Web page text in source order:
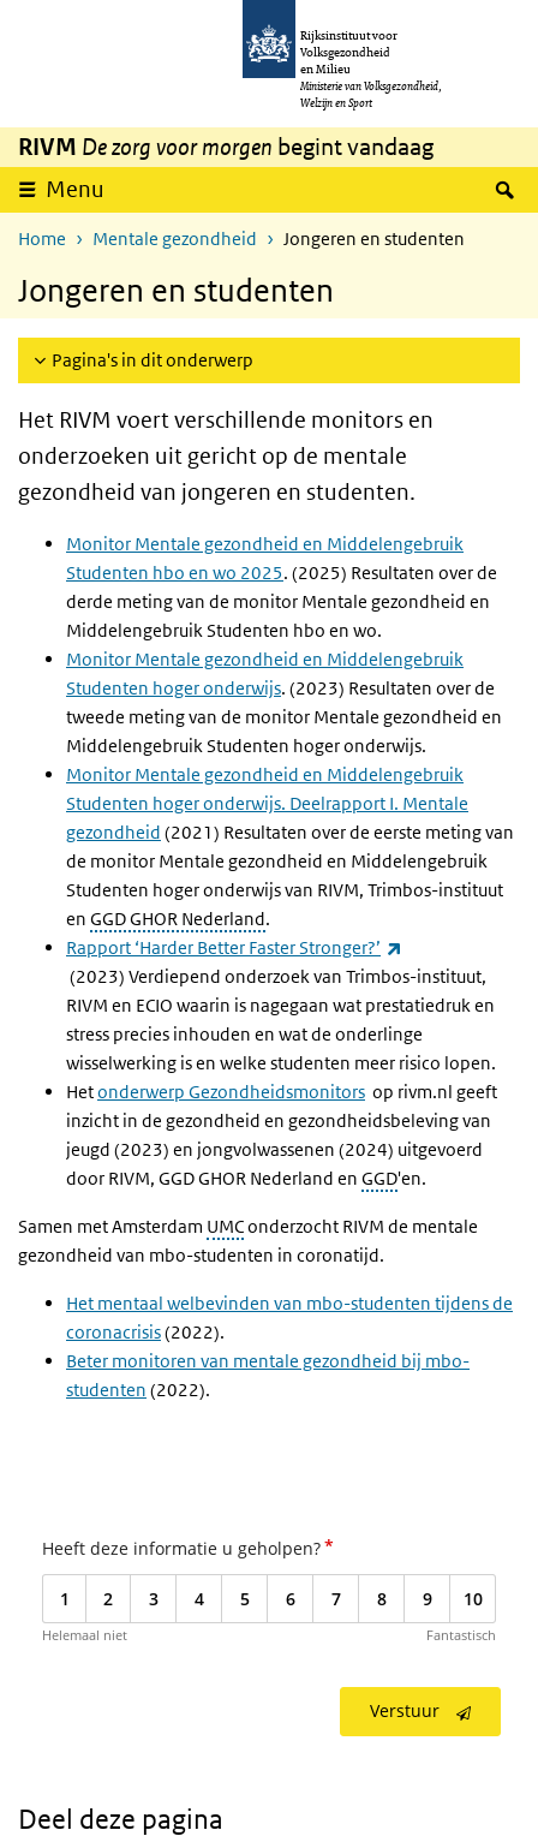
Overslaan en naar de inhoud gaan
Rijksinstituut voor
Volksgezondheid
en Milieu
Ministerie van Volksgezondheid,
Welzijn en Sport
RIVM De zorg voor morgen begint vandaag
Menu
Home Mentale gezondheid Jongeren en studenten
Jongeren en studenten
Pagina's in dit onderwerp
Het RIVM voert verschillende monitors en
onderzoeken uit gericht op de mentale
gezondheid van jongeren en studenten.
Monitor Mentale gezondheid en Middelengebruik
Studenten hbo en wo 2025. (2025) Resultaten over de
derde meting van de monitor Mentale gezondheid en
Middelengebruik Studenten hbo en wo.
Monitor Mentale gezondheid en Middelengebruik
Studenten hoger onderwijs. (2023) Resultaten over de
tweede meting van de monitor Mentale gezondheid en
Middelengebruik Studenten hoger onderwijs.
Monitor Mentale gezondheid en Middelengebruik
Studenten hoger onderwijs. Deelrapport I. Mentale
gezondheid (2021) Resultaten over de eerste meting van
de monitor Mentale gezondheid en Middelengebruik
Studenten hoger onderwijs van RIVM, Trimbos-instituut
en GGD GHOR Nederland.
Rapport ‘Harder Better Faster Stronger?’
(externe link)
(2023) Verdiepend onderzoek van Trimbos-instituut,
RIVM en ECIO waarin is nagegaan wat prestatiedruk en
stress precies inhouden en wat de onderlinge
wisselwerking is en welke studenten meer risico lopen.
Hetonderwerp Gezondheidsmonitors op rivm.nl geeft
inzicht in de gezondheid en gezondheidsbeleving van
jeugd (2023) en jongvolwassenen (2024) uitgevoerd
door RIVM, GGD GHOR Nederland en GGD'en.
Samen met Amsterdam UMConderzocht RIVM de mentale
gezondheid van mbo-studenten in coronatijd.
Het mentaal welbevinden van mbo-studenten tijdens de
coronacrisis(2022).
Beter monitoren van mentale gezondheid bij mbo-
studenten (2022).
Heeft deze informatie u geholpen?*
1 2 3 4 5 6 7 8 9 10
Helemaal niet Fantastisch
Verstuur
Deel deze pagina